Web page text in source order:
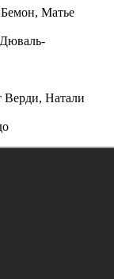
Матье
Натали